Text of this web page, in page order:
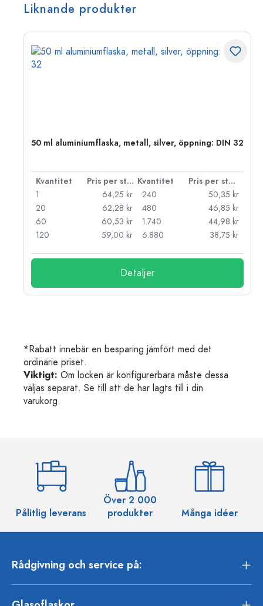
Liknande produkter
50 ml aluminiumflaska, metall, silver, öppning: DIN 32
Kvantitet Pris per styck Kvantitet
Pris per styck
1
64,25 kr
20
62,28 kr
60
60,53 kr
120
59,00 kr
240
50,35 kr
480
46,85 kr
1.740
44,98 kr
6.880
38,75 kr
Detaljer
*Rabatt innebär en besparing jämfört med det
ordinarie priset.
Viktigt: Om locken är konfigurerbara måste dessa
väljas separat. Se till att de har lagts till i din
varukorg.
Pålitlig leverans
Över 2 000
produkter
Många idéer
Rådgivning och service på: